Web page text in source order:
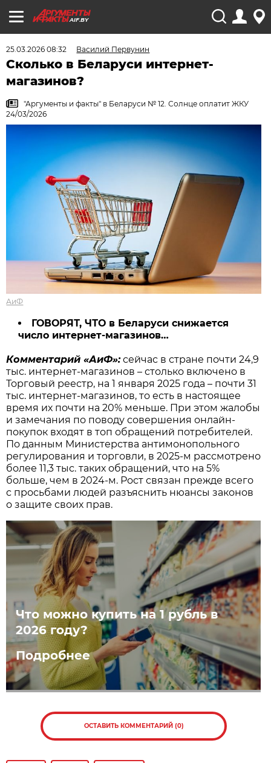
AIF.BY
25.03.2026 08:32 Василий Первунин
Сколько в Беларуси интернет-
магазинов?
"Аргументы и факты" в Беларуси № 12. Солнце оплатит ЖКУ
24/03/2026
АиФ
ГОВОРЯТ, ЧТО в Беларуси снижается
число интернет-магазинов…
Комментарий «АиФ»:сейчас в стране почти 24,9
тыс. интернет-магазинов – столько включено в
Торговый реестр, на 1 января 2025 года – почти 31
тыс. интернет-магазинов, то есть в настоящее
время их почти на 20% меньше. При этом жалобы
и замечания по поводу совершения онлайн-
покупок входят в топ обращений потребителей.
По данным Министерства антимонопольного
регулирования и торговли, в 2025-м рассмотрено
более 11,3 тыс. таких обращений, что на 5%
больше, чем в 2024-м. Рост связан прежде всего
с просьбами людей разъяснить нюансы законов
о защите своих прав.
Что можно купить на 1 рубль в
2026 году?
Подробнее
ОСТАВИТЬ КОММЕНТАРИЙ (0)